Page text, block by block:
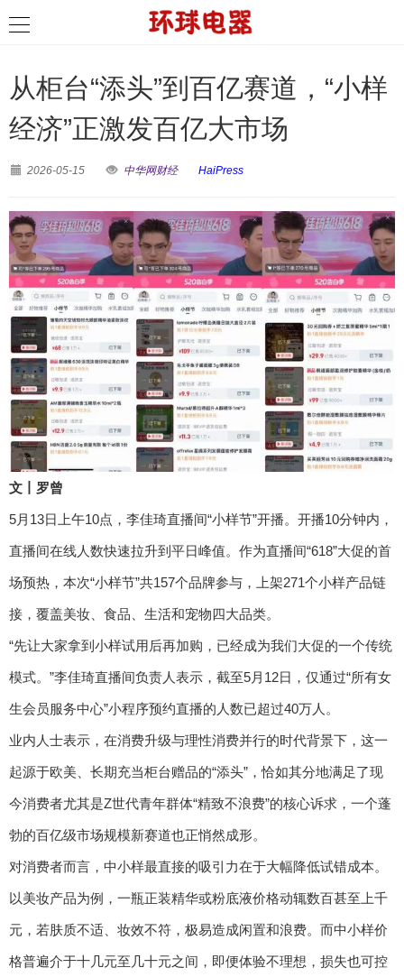
从柜台“添头”到百亿赛道，“小样
经济”正激发百亿大市场
2026-05-15 中华网财经 HaiPress
文丨罗曾
5月13日上午10点，李佳琦直播间“小样节”开播。开播10分钟内，
直播间在线人数快速拉升到平日峰值。作为直播间“618”大促的首
场预热，本次“小样节”共157个品牌参与，上架271个小样产品链
接，覆盖美妆、食品、生活和宠物四大品类。
“先让大家拿到小样试用后再加购，已经成为我们大促的一个传统
模式。”李佳琦直播间负责人表示，截至5月12日，仅通过“所有女
生会员服务中心”小程序预约直播的人数已超过40万人。
业内人士表示，在消费升级与理性消费并行的时代背景下，这一
起源于欧美、长期充当柜台赠品的“添头”，恰如其分地满足了现
今消费者尤其是Z世代青年群体“精致不浪费”的核心诉求，一个蓬
勃的百亿级市场规模新赛道也正悄然成形。
对消费者而言，中小样最直接的吸引力在于大幅降低试错成本。
以美妆产品为例，一瓶正装精华或粉底液价格动辄数百甚至上千
元，若肤质不适、妆效不符，极易造成闲置和浪费。而中小样价
格普遍介于十几元至几十元之间，即便体验不理想，损失也可控